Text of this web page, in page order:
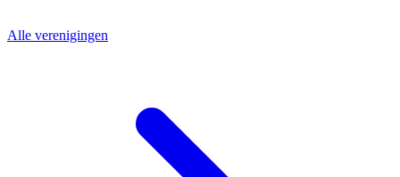
Alle verenigingen